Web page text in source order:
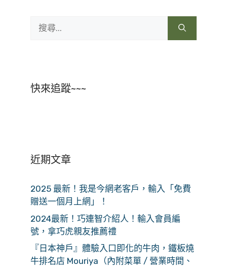
尋:
快來追蹤~~~
近期文章
2025 最新！我是今網老客戶，輸入「免費
贈送一個月上網」！
2024最新！巧連智介紹人！輸入會員編
號，拿巧虎親友推薦禮
『日本神戶』體驗入口即化的牛肉，鐵板燒
牛排名店 Mouriya（內附菜單 / 營業時間、